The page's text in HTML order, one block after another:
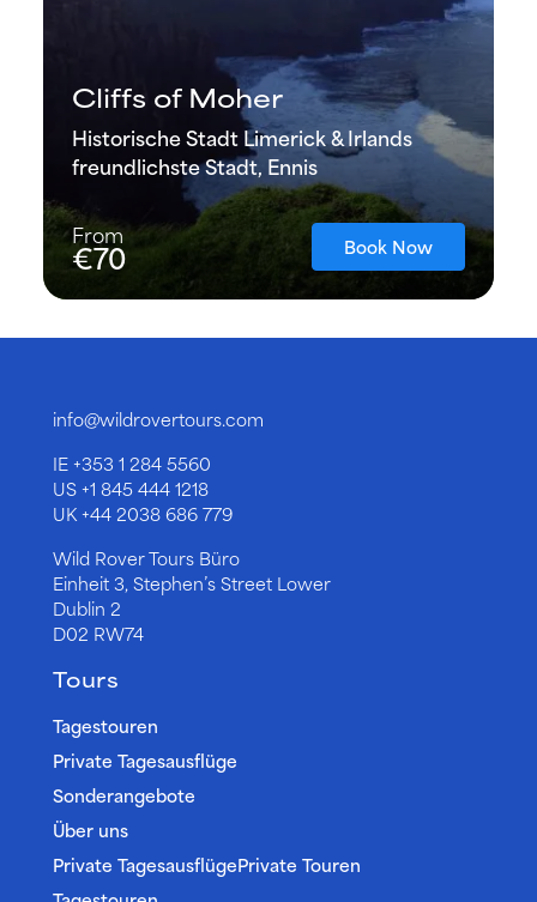
Cliffs of Moher
Historische Stadt Limerick & Irlands
freundlichste Stadt, Ennis
From
€70 Book Now
info@wildrovertours.com
IE+353 1 284 5560
US+1 845 444 1218
UK+44 2038 686 779
Wild Rover Tours Büro
Einheit 3, Stephen’s Street Lower
Dublin 2
D02 RW74
Tours
Tagestouren
Private Tagesausflüge
Sonderangebote
Über uns
Private TagesausflügePrivate Touren